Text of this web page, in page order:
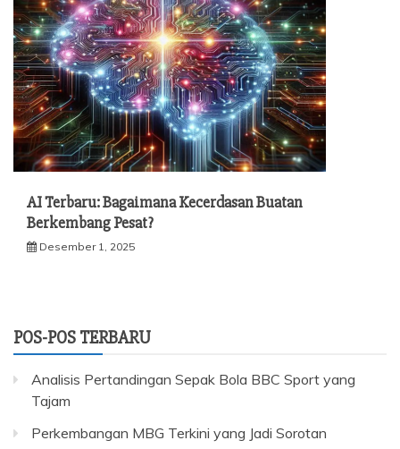
AI Terbaru: Bagaimana Kecerdasan Buatan
Berkembang Pesat?
Desember 1, 2025
POS-POS TERBARU
Analisis Pertandingan Sepak Bola BBC Sport yang
Tajam
Perkembangan MBG Terkini yang Jadi Sorotan